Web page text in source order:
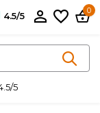
4.5/5
0
5